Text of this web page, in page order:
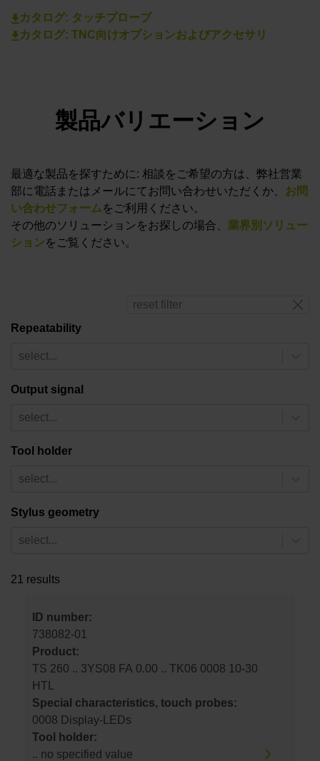
カタログ: タッチプローブ
カタログ: TNC向けオプションおよびアクセサリ
製品バリエーション
最適な製品を探すために: 相談をご希望の方は、弊社営業
部に電話またはメールにてお問い合わせいただくか、 お問
い合わせフォームをご利用ください。
その他のソリューションをお探しの場合、 業界別ソリュー
ションをご覧ください。
reset filter
Repeatability
select...
Output signal
select...
Tool holder
select...
Stylus geometry
select...
21 results
ID number:
738082-01
Product:
TS 260 .. 3YS08 FA 0.00 .. TK06 0008 10-30
HTL
Special characteristics, touch probes:
0008 Display-LEDs
Tool holder:
.. no specified value